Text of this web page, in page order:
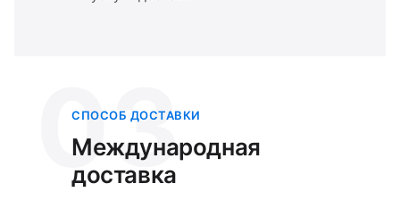
03
СПОСОБ ДОСТАВКИ
Международная
доставка